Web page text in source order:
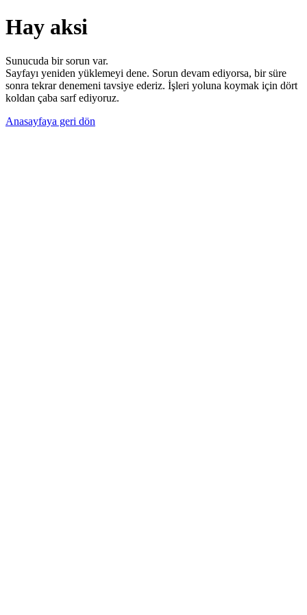
Hay aksi
Sunucuda bir sorun var.
Sayfayı yeniden yüklemeyi dene. Sorun devam ediyorsa, bir süre
sonra tekrar denemeni tavsiye ederiz. İşleri yoluna koymak için dört
koldan çaba sarf ediyoruz.
Anasayfaya geri dön